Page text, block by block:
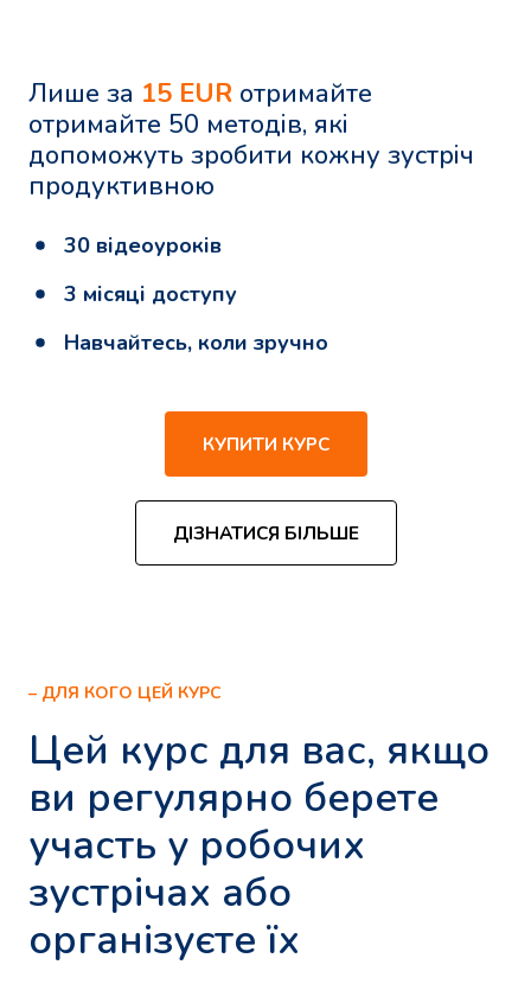
Лише за 15 EUR отримайте
отримайте 50 методів, які
допоможуть зробити кожну зустріч
продуктивною
30 відеоуроків
3 місяці доступу
Навчайтесь, коли зручно
КУПИТИ КУРС
ДІЗНАТИСЯ БІЛЬШЕ
– ДЛЯ КОГО ЦЕЙ КУРС
Цей курс для вас, якщо
ви регулярно берете
участь у робочих
зустрічах або
організуєте їх